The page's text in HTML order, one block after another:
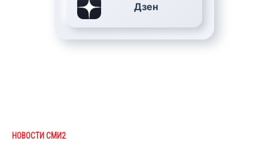
Дзен
НОВОСТИ СМИ2